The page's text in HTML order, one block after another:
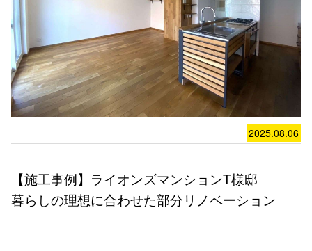
2025.08.06
【施工事例】ライオンズマンションT様邸
暮らしの理想に合わせた部分リノベーション